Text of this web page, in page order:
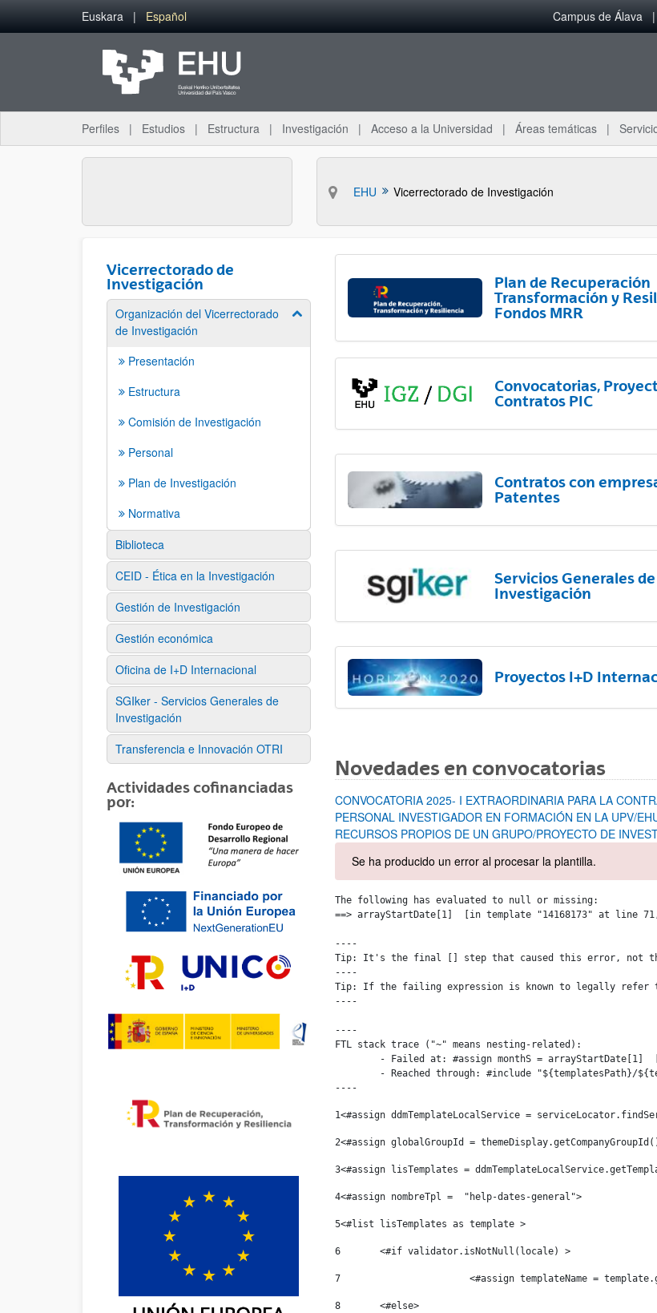
Saltar al contenido principal
Euskara Español Campus de Álava
Perfiles Estudios Estructura Investigación Acceso a la Universidad Áreas temáticas
EHU Vicerrectorado de Investigación
Vicerrectorado de
Investigación
Organización del Vicerrectorado
de Investigación
Mostrar/ocultar subpáginas
Presentación
Estructura
Comisión de Investigación
Personal
Plan de Investigación
Normativa
Biblioteca
CEID - Ética en la Investigación
Gestión de Investigación
Gestión económica
Oficina de I+D Internacional
SGIker - Servicios Generales de
Investigación
Transferencia e Innovación OTRI
Actividades cofinanciadas
por:
Plan de Recuperación
Transformación y
Fondos MRR
Convocatorias,
Contratos PIC
Contratos con
Patentes
Servicios Generales de
Investigación
Proyectos I+D
Novedades en convocatorias
CONVOCATORIA 2025- I EXTRAORDINARIA PARA LA
PERSONAL INVESTIGADOR EN FORMACIÓN EN LA UPV/
RECURSOS PROPIOS DE UN GRUPO/PROYECTO DE
Se ha producido un error al procesar la plantilla.
The following has evaluated to null or missing:
==> arrayStartDate[1]  [in template "14168173" at line
----
Tip: It's the final [] step that caused this error, not
----
Tip: If the failing expression is known to legally refer to
----
----
FTL stack trace ("~" means nesting-related):
----
1<#assign ddmTemplateLocalService =
2<#assign globalGroupId =
3<#assign lisTemplates =
4<#assign nombreTpl =  "help-dates-general">
5<#list lisTemplates as template >
6
	<#if validator.isNotNull(locale) >
7
<#assign templateName =
8
	<#else>